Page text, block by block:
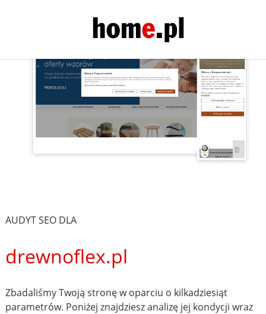
AUDYT SEO DLA
drewnoflex.pl
Zbadaliśmy Twoją stronę w oparciu o kilkadziesiąt
parametrów. Poniżej znajdziesz analizę jej kondycji wraz